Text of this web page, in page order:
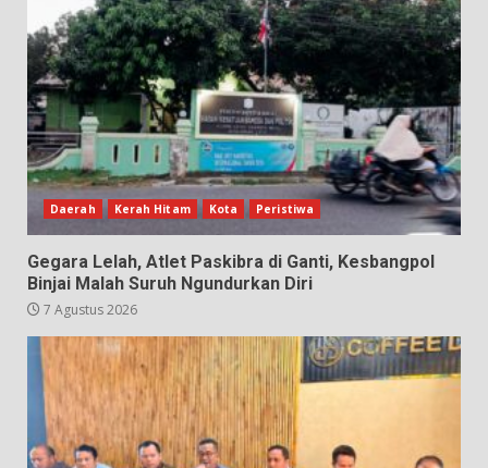
Daerah Kerah Hitam Kota Peristiwa
Gegara Lelah, Atlet Paskibra di Ganti, Kesbangpol
Binjai Malah Suruh Ngundurkan Diri
7 Agustus 2026